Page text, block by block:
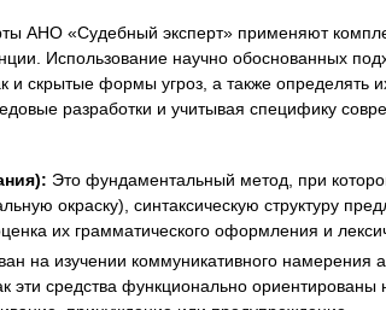
АНО «Судебный эксперт» применяют
Использование научно обоснованных
и скрытые формы угроз, а также
разработки и учитывая специфику
Это фундаментальный метод, при
окраску), синтаксическую структуру
их грамматического оформления и
на изучении коммуникативного намерения
эти средства функционально